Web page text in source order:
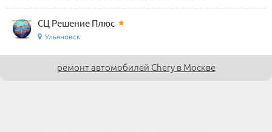
СЦ Решение Плюс
Ульяновск
ремонт автомобилей Chery в Москве